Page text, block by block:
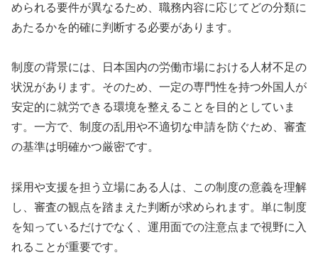
められる要件が異なるため、職務内容に応じてどの分類に
あたるかを的確に判断する必要があります。
制度の背景には、日本国内の労働市場における人材不足の
状況があります。そのため、一定の専門性を持つ外国人が
安定的に就労できる環境を整えることを目的としていま
す。一方で、制度の乱用や不適切な申請を防ぐため、審査
の基準は明確かつ厳密です。
採用や支援を担う立場にある人は、この制度の意義を理解
し、審査の観点を踏まえた判断が求められます。単に制度
を知っているだけでなく、運用面での注意点まで視野に入
れることが重要です。